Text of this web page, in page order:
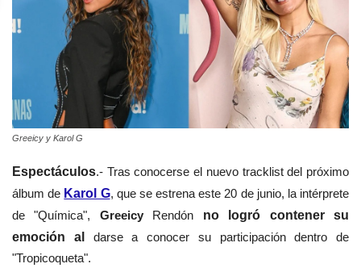
Greeicy y Karol G
Espectáculos.- Tras conocerse el nuevo tracklist del próximo
álbum de Karol G, que se estrena este 20 de junio, la intérprete
de "Química", Greeicy Rendón no logró contener su
emoción al darse a conocer su participacióndentro de
"Tropicoqueta".